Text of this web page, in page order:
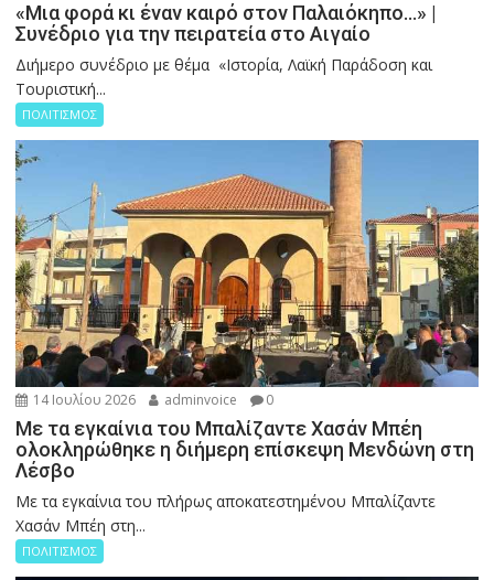
«Μια φορά κι έναν καιρό στον Παλαιόκηπο…» |
Συνέδριο για την πειρατεία στο Αιγαίο
Διήμερο συνέδριο με θέμα «Ιστορία, Λαϊκή Παράδοση και
Τουριστική...
ΠΟΛΙΤΙΣΜΟΣ
14 Ιουλίου 2026 adminvoice 0
Με τα εγκαίνια του Μπαλίζαντε Χασάν Μπέη
ολοκληρώθηκε η διήμερη επίσκεψη Μενδώνη στη
Λέσβο
Με τα εγκαίνια του πλήρως αποκατεστημένου Μπαλίζαντε
Χασάν Μπέη στη...
ΠΟΛΙΤΙΣΜΟΣ